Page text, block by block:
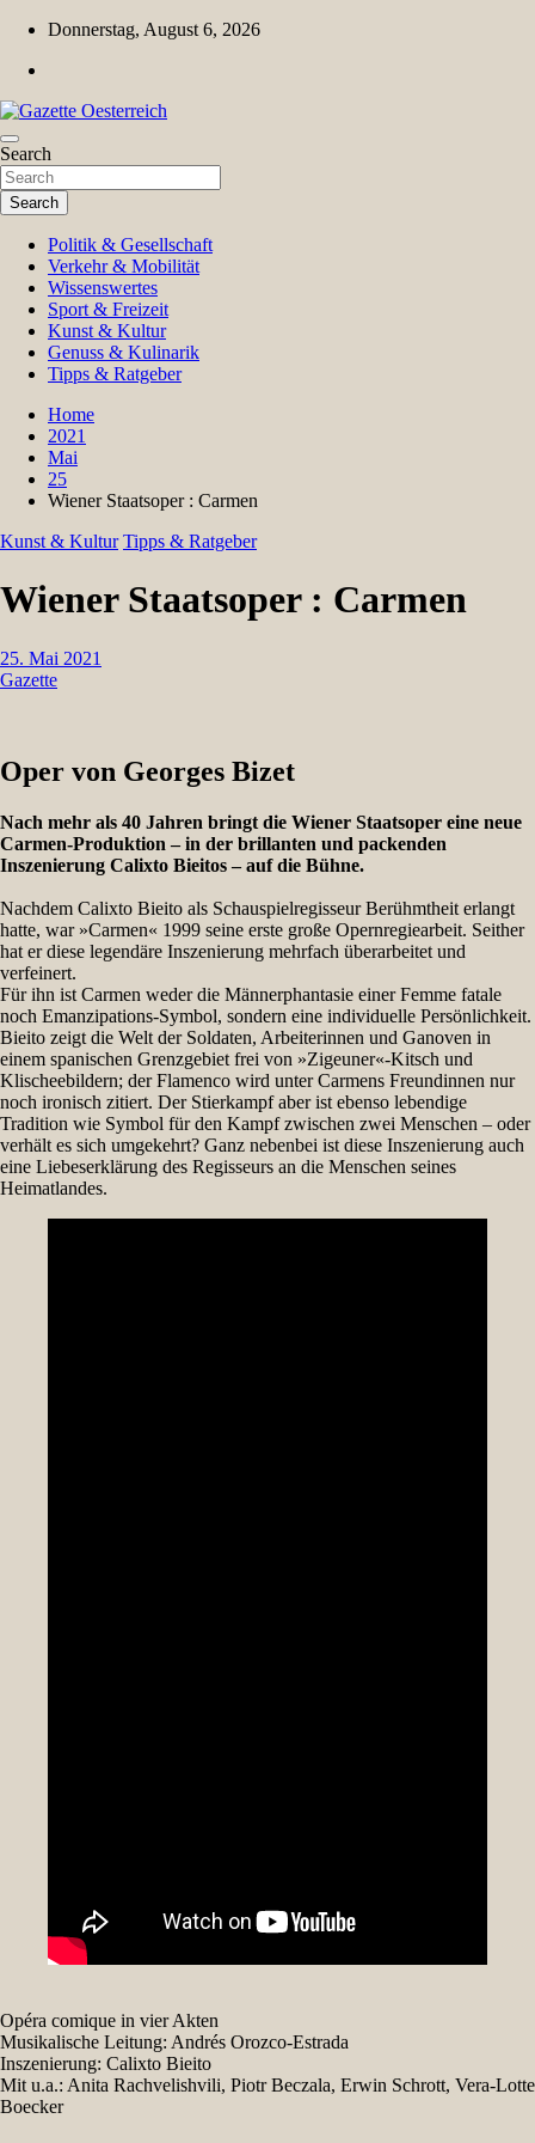
Skip
content
Donnerstag, August 6, 2026
Gazette Oesterreich
Magazin für Freizeit, Politik, Kultur & Wissenschaft
Search
Search
Politik & Gesellschaft
Verkehr & Mobilität
Wissenswertes
Sport & Freizeit
Kunst & Kultur
Genuss & Kulinarik
Tipps & Ratgeber
Home
2021
Mai
25
Wiener Staatsoper : Carmen
Kunst & Kultur Tipps & Ratgeber
Wiener Staatsoper : Carmen
25. Mai 2021
Gazette
Oper von Georges Bizet
Nach mehr als 40 Jahren bringt die Wiener Staatsoper eine neue
Carmen-Produktion – in der brillanten und packenden
Inszenierung Calixto Bieitos – auf die Bühne.
Nachdem Calixto Bieito als Schauspielregisseur Berühmtheit erlangt
hatte, war »Carmen« 1999 seine erste große Opernregiearbeit. Seither
hat er diese legendäre Inszenierung mehrfach überarbeitet und
verfeinert.
Für ihn ist Carmen weder die Männerphantasie einer Femme fatale
noch Emanzipations-Symbol, sondern eine individuelle Persönlichkeit.
Bieito zeigt die Welt der Soldaten, Arbeiterinnen und Ganoven in
einem spanischen Grenzgebiet frei von »Zigeuner«-Kitsch und
Klischeebildern; der Flamenco wird unter Carmens Freundinnen nur
noch ironisch zitiert. Der Stierkampf aber ist ebenso lebendige
Tradition wie Symbol für den Kampf zwischen zwei Menschen – oder
verhält es sich umgekehrt? Ganz nebenbei ist diese Inszenierung auch
eine Liebeserklärung des Regisseurs an die Menschen seines
Heimatlandes.
Opéra comique in vier Akten
Musikalische Leitung: Andrés Orozco-Estrada
Inszenierung: Calixto Bieito
Mit u.a.: Anita Rachvelishvili, Piotr Beczala, Erwin Schrott, Vera-Lotte
Boecker